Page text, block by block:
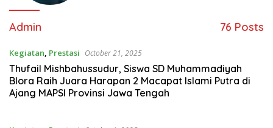
Admin 76 Posts
Kegiatan, Prestasi October 21, 2025
Thufail Mishbahussudur, Siswa SD Muhammadiyah
Blora Raih Juara Harapan 2 Macapat Islami Putra di
Ajang MAPSI Provinsi Jawa Tengah